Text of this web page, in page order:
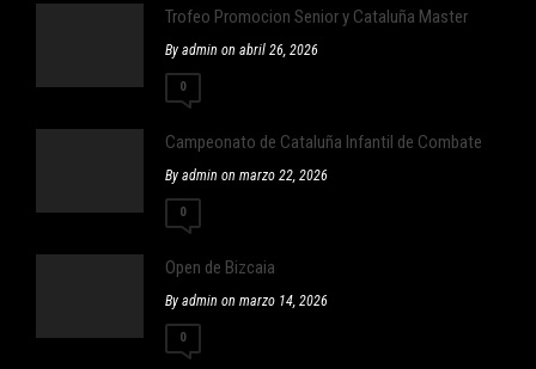
Trofeo Promocion Senior y Cataluña Master
By admin on abril 26, 2026
0
Campeonato de Cataluña Infantil de Combate
By admin on marzo 22, 2026
0
Open de Bizcaia
By admin on marzo 14, 2026
0